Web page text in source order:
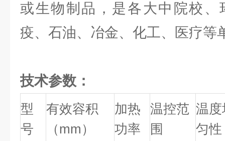
或生物制品，是各大中院校、
疫、石油、冶金、化工、医疗等
技术参数：
型
号
有效容积
（mm）
加热
功率
温控范
围
温度
匀性